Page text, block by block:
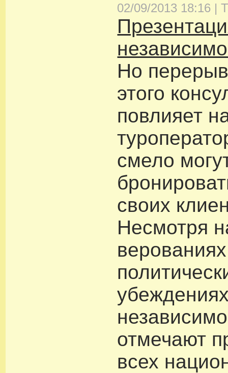
02/09/2013 18:16 |
Но
этого
повлияет
смело
своих
Несмотря
отмечают
всех